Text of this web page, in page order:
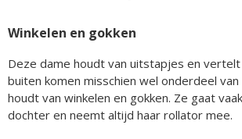
Winkelen en gokken
Deze dame houdt van uitstapjes en
buiten komen misschien wel onderdeel van
houdt van winkelen en gokken. Ze gaat
dochter en neemt altijd haar rollator mee.